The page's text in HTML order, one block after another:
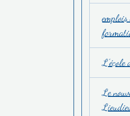
emplois
L'école
Le